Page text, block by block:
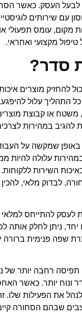
לבעל העסק. כאשר
שירותים
עומס תפעולי
מקצועי ואחראי.
סדר?
להחזיק מוצרים
כל התהליך עלול
משטח או קבוצת
להגיב במהירות
שמקשה על
עלולה להיות
השירות
לבדוק מלאי, להכין
להתייחס למלאי
ניתן לחלק אותה
שפה פנימית ברורה
רחבה יותר של
יותר. כאשר
את הפעילות שלו.
שבהם הסחורה